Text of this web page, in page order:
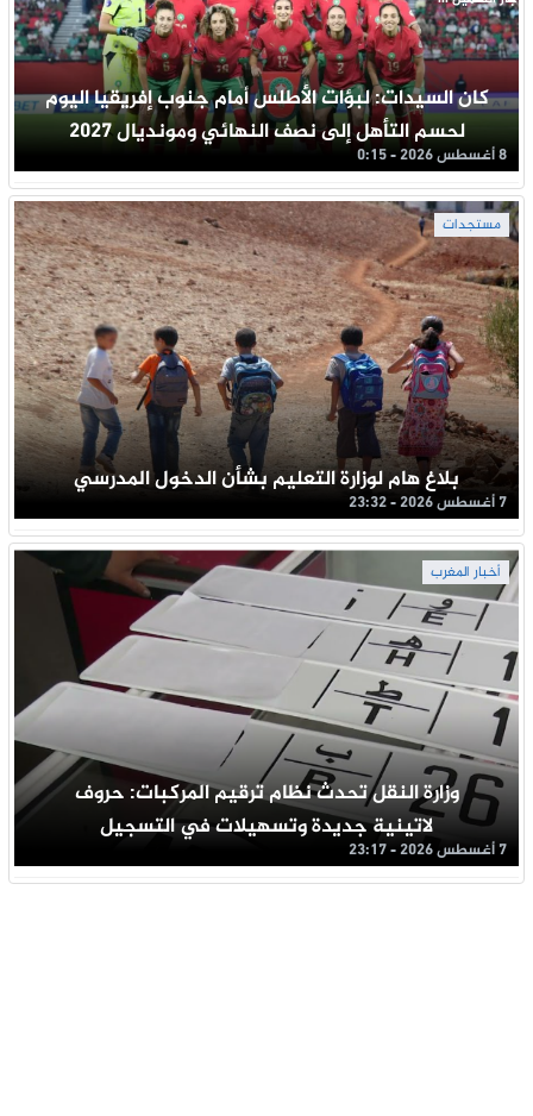
كان السيدات: لبؤات الأطلس أمام جنوب إفريقيا اليوم
لحسم التأهل إلى نصف النهائي ومونديال 2027
8 أغسطس 2026 - 0:15
مستجدات
بلاغ هام لوزارة التعليم بشأن الدخول المدرسي
7 أغسطس 2026 - 23:32
أخبار المغرب
وزارة النقل تحدث نظام ترقيم المركبات: حروف
لاتينية جديدة وتسهيلات في التسجيل
7 أغسطس 2026 - 23:17